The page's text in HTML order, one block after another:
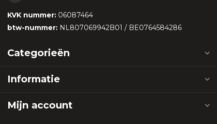
KVK nummer: 06087464
btw-nummer: NL807069942B01 / BE0764584286
Categorieën
Informatie
Mijn account